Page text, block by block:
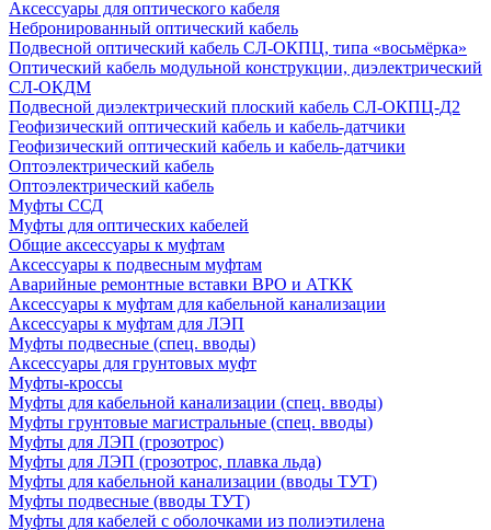
Аксессуары для оптического кабеля
Небронированный оптический кабель
Подвесной оптический кабель СЛ-ОКПЦ, типа «восьмёрка»
Оптический кабель модульной конструкции, диэлектрический
СЛ-ОКДМ
Подвесной диэлектрический плоский кабель СЛ-ОКПЦ-Д2
Геофизический оптический кабель и кабель-датчики
Геофизический оптический кабель и кабель-датчики
Оптоэлектрический кабель
Оптоэлектрический кабель
Муфты ССД
Муфты для оптических кабелей
Общие аксессуары к муфтам
Аксессуары к подвесным муфтам
Аварийные ремонтные вставки ВРО и АТКК
Аксессуары к муфтам для кабельной канализации
Аксессуары к муфтам для ЛЭП
Муфты подвесные (спец. вводы)
Аксессуары для грунтовых муфт
Муфты-кроссы
Муфты для кабельной канализации (спец. вводы)
Муфты грунтовые магистральные (спец. вводы)
Муфты для ЛЭП (грозотрос)
Муфты для ЛЭП (грозотрос, плавка льда)
Муфты для кабельной канализации (вводы ТУТ)
Муфты подвесные (вводы ТУТ)
Муфты для кабелей с оболочками из полиэтилена